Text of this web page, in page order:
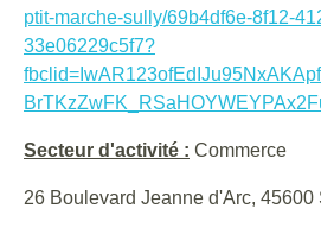
ptit-marche-sully/69b4df6e-8f12-
33e06229c5f7?
Secteur d'activité : Commerce
26 Boulevard Jeanne d'Arc, 45600